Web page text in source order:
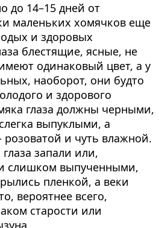
до 14–15 дней от
маленьких хомячков еще
и здоровых
блестящие, ясные, не
одинаковый цвет, а у
наоборот, они будто
и здорового
глаза должны черными,
выпуклыми, а
розоватой и чуть влажной.
запали или,
слишком выпученными,
пленкой, а веки
вероятнее всего,
старости или